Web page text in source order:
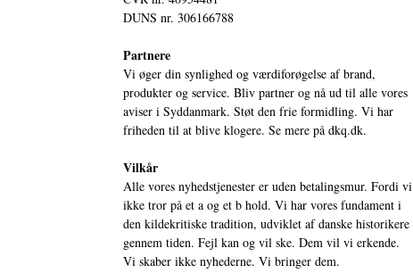
DUNS nr. 306166788
Partnere
Vi øger din synlighed og værdiforøgelse af brand,
produkter og service. Bliv partner og nå ud til alle vores
aviser i Syddanmark. Støt den frie formidling. Vi har
friheden til at blive klogere. Se mere på dkq.dk.
Vilkår
Alle vores nyhedstjenester er uden betalingsmur. Fordi vi
ikke tror på et a og et b hold. Vi har vores fundament i
den kildekritiske tradition, udviklet af danske historikere
gennem tiden. Fejl kan og vil ske. Dem vil vi erkende.
Vi skaber ikke nyhederne. Vi bringer dem.